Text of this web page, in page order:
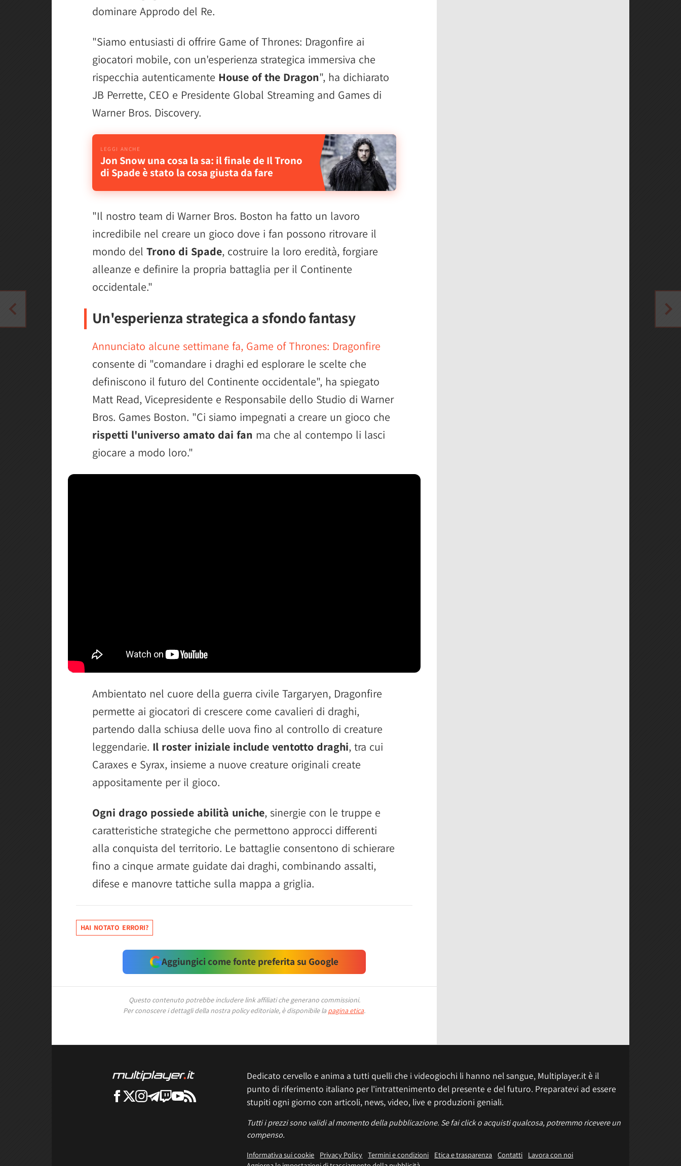
dominare Approdo del Re.
"Siamo entusiasti di offrire Game of Thrones: Dragonfire ai
giocatori mobile, con un'esperienza strategica immersiva che
rispecchia autenticamente House of the Dragon", ha dichiarato
JB Perrette, CEO e Presidente Global Streaming and Games di
Warner Bros. Discovery.
Jon Snow una cosa la sa: il finale de Il Trono
di Spade è stato la cosa giusta da fare
"Il nostro team di Warner Bros. Boston ha fatto un lavoro
incredibile nel creare un gioco dove i fan possono ritrovare il
mondo del Trono di Spade, costruire la loro eredità, forgiare
alleanze e definire la propria battaglia per il Continente
occidentale."
Un'esperienza strategica a sfondo fantasy
Annunciato alcune settimane fa, Game of Thrones: Dragonfire
consente di "comandare i draghi ed esplorare le scelte che
definiscono il futuro del Continente occidentale", ha spiegato
Matt Read, Vicepresidente e Responsabile dello Studio di Warner
Bros. Games Boston. "Ci siamo impegnati a creare un gioco che
rispetti l'universo amato dai fan ma che al contempo li lasci
giocare a modo loro."
Ambientato nel cuore della guerra civile Targaryen, Dragonfire
permette ai giocatori di crescere come cavalieri di draghi,
partendo dalla schiusa delle uova fino al controllo di creature
leggendarie. Il roster iniziale include ventotto draghi, tra cui
Caraxes e Syrax, insieme a nuove creature originali create
appositamente per il gioco.
Ogni drago possiede abilità uniche, sinergie con le truppe e
caratteristiche strategiche che permettono approcci differenti
alla conquista del territorio. Le battaglie consentono di schierare
fino a cinque armate guidate dai draghi, combinando assalti,
difese e manovre tattiche sulla mappa a griglia.
HAI NOTATO ERRORI?
Aggiungici come fonte preferita su Google
Questo contenuto potrebbe includere link affiliati che generano commissioni.
Per conoscere i dettagli della nostra policy editoriale, è disponibile la pagina etica.
Dedicato cervello e anima a tutti quelli che i videogiochi li hanno nel sangue, Multiplayer.it è il
punto di riferimento italiano per l'intrattenimento del presente e del futuro. Preparatevi ad essere
stupiti ogni giorno con articoli, news, video, live e produzioni geniali.
Tutti i prezzi sono validi al momento della pubblicazione. Se fai click o acquisti qualcosa, potremmo ricevere un
compenso.
Informativa sui cookie Privacy Policy Termini e condizioni Etica e trasparenza Contatti
Lavora con noi